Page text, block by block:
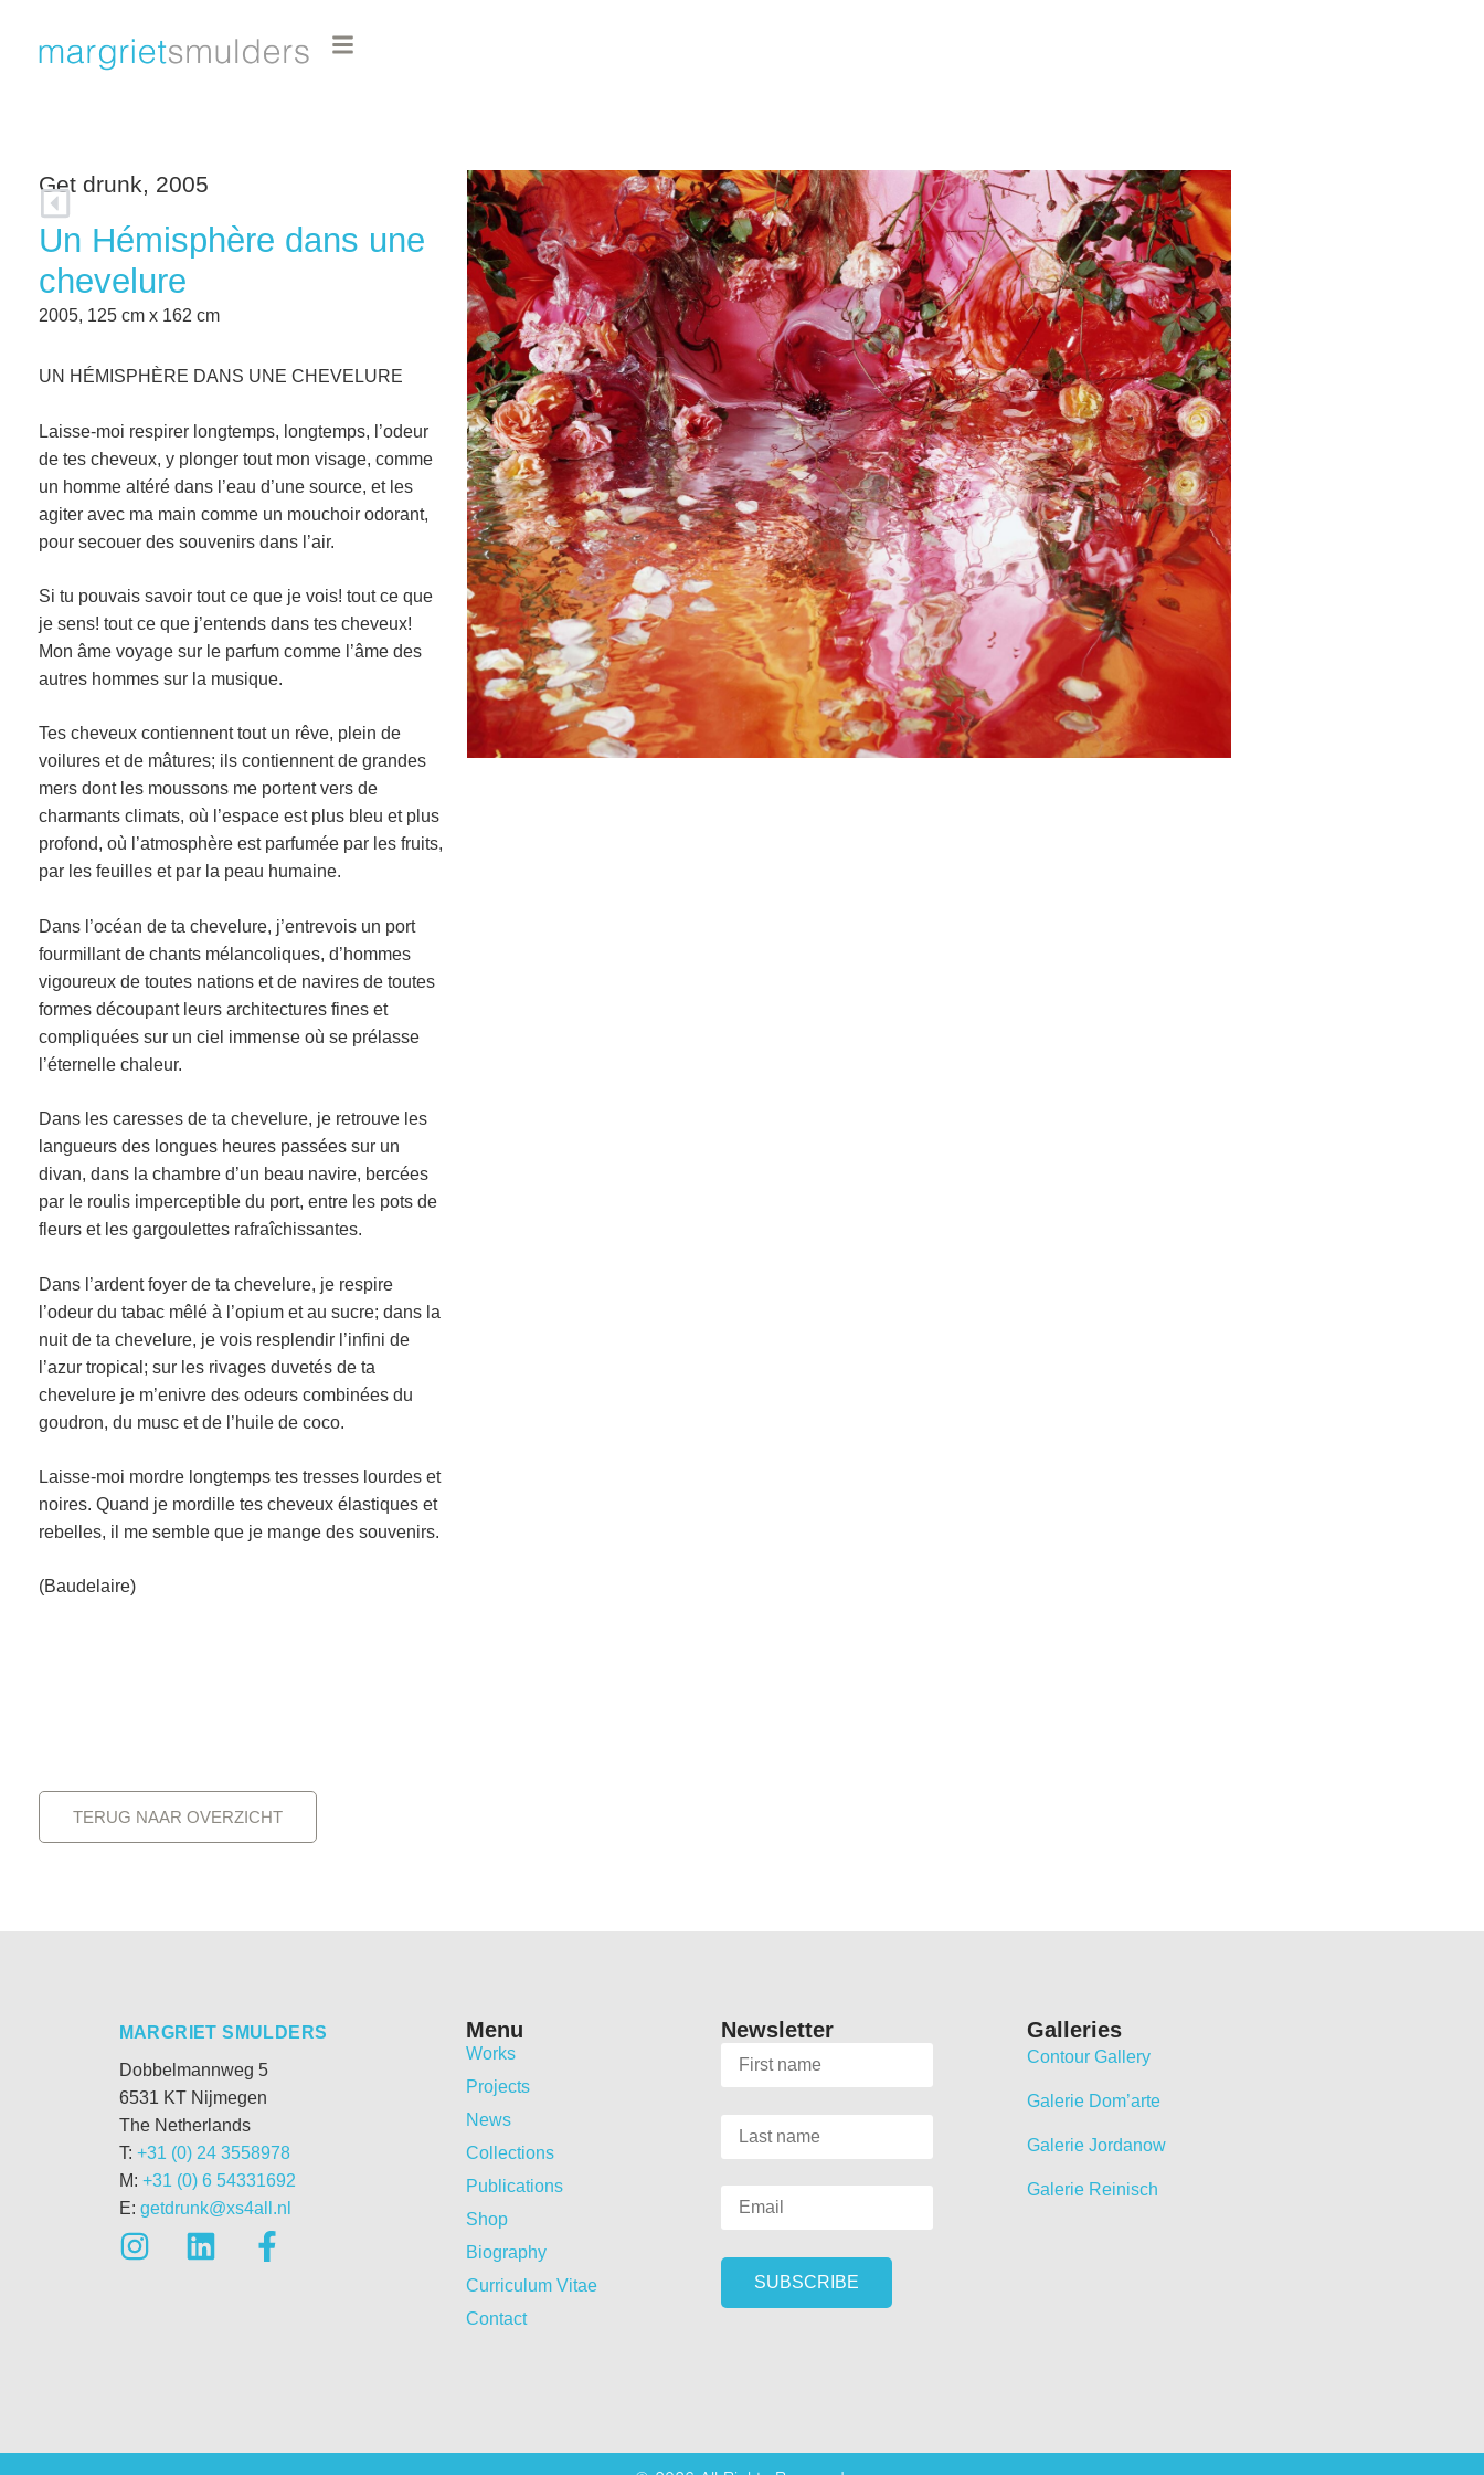
Get drunk, 2005
Un Hémisphère dans une
chevelure
2005, 125 cm x 162 cm
UN HÉMISPHÈRE DANS UNE CHEVELURE
Laisse-moi respirer longtemps, longtemps, l’odeur
de tes cheveux, y plonger tout mon visage, comme
un homme altéré dans l’eau d’une source, et les
agiter avec ma main comme un mouchoir odorant,
pour secouer des souvenirs dans l’air.
Si tu pouvais savoir tout ce que je vois! tout ce que
je sens! tout ce que j’entends dans tes cheveux!
Mon âme voyage sur le parfum comme l’âme des
autres hommes sur la musique.
Tes cheveux contiennent tout un rêve, plein de
voilures et de mâtures; ils contiennent de grandes
mers dont les moussons me portent vers de
charmants climats, où l’espace est plus bleu et plus
profond, où l’atmosphère est parfumée par les fruits,
par les feuilles et par la peau humaine.
Dans l’océan de ta chevelure, j’entrevois un port
fourmillant de chants mélancoliques, d’hommes
vigoureux de toutes nations et de navires de toutes
formes découpant leurs architectures fines et
compliquées sur un ciel immense où se prélasse
l’éternelle chaleur.
Dans les caresses de ta chevelure, je retrouve les
langueurs des longues heures passées sur un
divan, dans la chambre d’un beau navire, bercées
par le roulis imperceptible du port, entre les pots de
fleurs et les gargoulettes rafraîchissantes.
Dans l’ardent foyer de ta chevelure, je respire
l’odeur du tabac mêlé à l’opium et au sucre; dans la
nuit de ta chevelure, je vois resplendir l’infini de
l’azur tropical; sur les rivages duvetés de ta
chevelure je m’enivre des odeurs combinées du
goudron, du musc et de l’huile de coco.
Laisse-moi mordre longtemps tes tresses lourdes et
noires. Quand je mordille tes cheveux élastiques et
rebelles, il me semble que je mange des souvenirs.
(Baudelaire)
TERUG NAAR OVERZICHT
MARGRIET SMULDERS
Dobbelmannweg 5
6531 KT Nijmegen
The Netherlands
T: +31 (0) 24 3558978
M: +31 (0) 6 54331692
E: getdrunk@xs4all.nl
Menu
Works
Projects
News
Collections
Publications
Shop
Biography
Curriculum Vitae
Contact
Newsletter Galleries
Contour Gallery
Galerie Dom’arte
Galerie Jordanow
Galerie Reinisch